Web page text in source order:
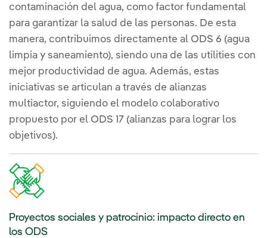
contaminación del agua, como factor fundamental
para garantizar la salud de las personas. De esta
manera, contribuimos directamente al ODS 6 (agua
limpia y saneamiento), siendo una de las utilities con
mejor productividad de agua. Además, estas
iniciativas se articulan a través de alianzas
multiactor, siguiendo el modelo colaborativo
propuesto por el ODS 17 (alianzas para lograr los
objetivos).
Proyectos sociales y patrocinio: impacto directo en
los ODS